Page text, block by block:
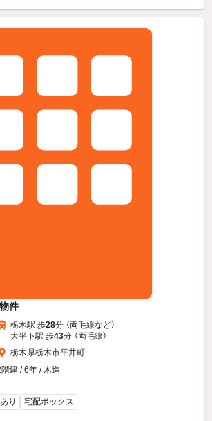
件
栃木駅 歩28分 （両毛線など）
大平下駅 歩43分 （両毛線）
栃木県栃木市平井町
建 / 6年 / 木造
り 宅配ボックス